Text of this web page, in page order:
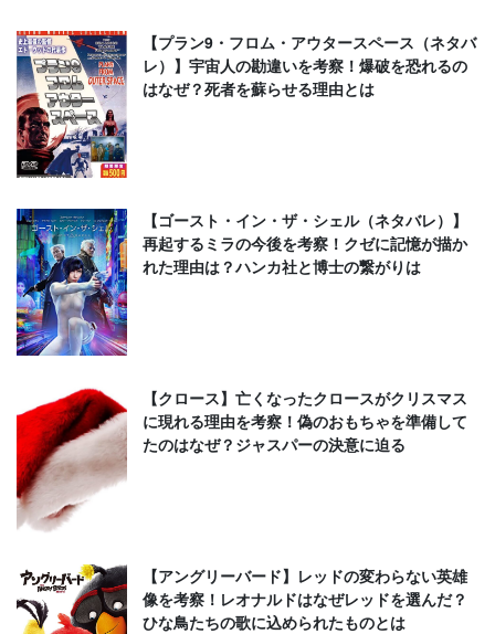
【プラン9・フロム・アウタースペース（ネタバ
レ）】宇宙人の勘違いを考察！爆破を恐れるの
はなぜ？死者を蘇らせる理由とは
【ゴースト・イン・ザ・シェル（ネタバレ）】
再起するミラの今後を考察！クゼに記憶が描か
れた理由は？ハンカ社と博士の繋がりは
【クロース】亡くなったクロースがクリスマス
に現れる理由を考察！偽のおもちゃを準備して
たのはなぜ？ジャスパーの決意に迫る
【アングリーバード】レッドの変わらない英雄
像を考察！レオナルドはなぜレッドを選んだ？
ひな鳥たちの歌に込められたものとは